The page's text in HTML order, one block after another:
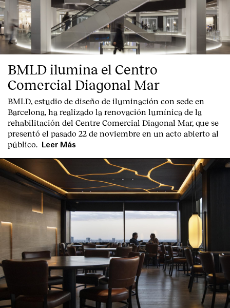
English Español Italiano Català
BMLD ilumina el Centro
Comercial Diagonal Mar
BMLD, estudio de diseño de iluminación con sede en
Barcelona, ha realizado la renovación lumínica de la
rehabilitación del Centre Comercial Diagonal Mar, que se
presentó el pasado 22 de noviembre en un acto abierto al
público.
Leer Más